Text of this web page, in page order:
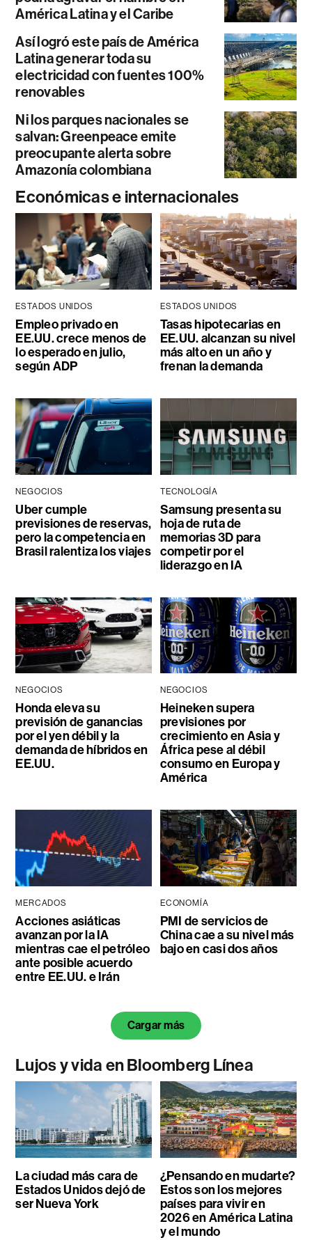
América Latina y el Caribe
Así logró este país de América
Latina generar toda su
electricidad con fuentes 100%
renovables
Ni los parques nacionales se
salvan: Greenpeace emite
preocupante alerta sobre
Amazonía colombiana
Económicas e internacionales
ESTADOS UNIDOS
Empleo privado en
EE.UU. crece menos de
lo esperado en julio,
según ADP
ESTADOS UNIDOS
Tasas hipotecarias en
EE.UU. alcanzan su nivel
más alto en un año y
frenan la demanda
NEGOCIOS
Uber cumple
previsiones de reservas,
pero la competencia en
Brasil ralentiza los viajes
TECNOLOGÍA
Samsung presenta su
hoja de ruta de
memorias 3D para
competir por el
liderazgo en IA
NEGOCIOS
Honda eleva su
previsión de ganancias
por el yen débil y la
demanda de híbridos en
EE.UU.
NEGOCIOS
Heineken supera
previsiones por
crecimiento en Asia y
África pese al débil
consumo en Europa y
América
MERCADOS
Acciones asiáticas
avanzan por la IA
mientras cae el petróleo
ante posible acuerdo
entre EE.UU. e Irán
ECONOMÍA
PMI de servicios de
China cae a su nivel más
bajo en casi dos años
Cargar más
Lujos y vida en Bloomberg Línea
La ciudad más cara de
Estados Unidos dejó de
ser Nueva York
¿Pensando en mudarte?
Estos son los mejores
países para vivir en
2026 en América Latina
y el mundo